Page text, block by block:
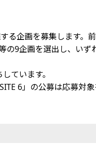
る企画を募集します。
9企画を選出し、いず
ています。
6」の公募は応募対